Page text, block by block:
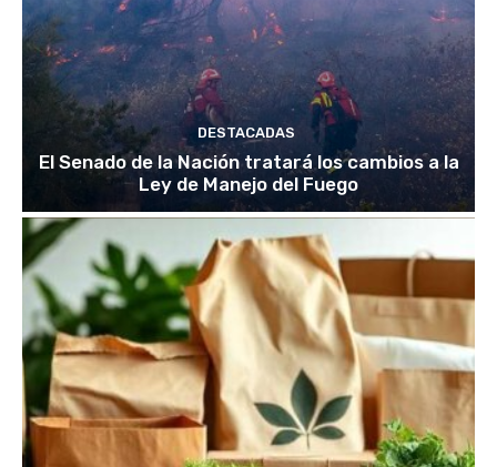
DESTACADAS
El Senado de la Nación tratará los cambios a la
Ley de Manejo del Fuego